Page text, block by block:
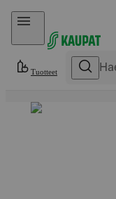
Hyppää sisältöön
Tuotteet